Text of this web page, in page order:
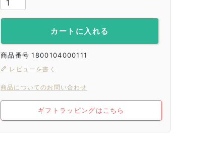
カートに入れる
商品番号 1800104000111
レビューを書く
商品についてのお問い合わせ
ギフトラッピングはこちら